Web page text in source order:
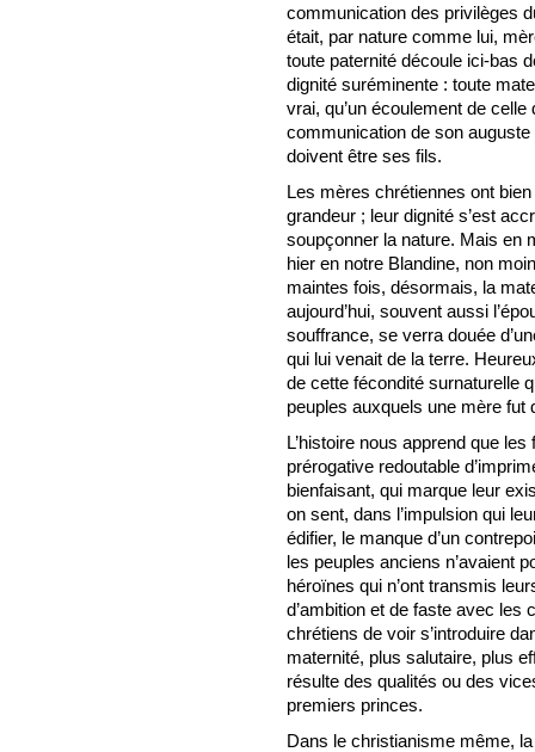
communication des privilèges
était, par nature comme lui,
toute paternité découle ici-bas
dignité suréminente : toute
vrai, qu’un écoulement de
communication de son
doivent être ses fils.
Les mères chrétiennes ont bien
grandeur ; leur dignité s’est
soupçonner la nature. Mais en
hier en notre Blandine, non
maintes fois, désormais, la
aujourd’hui, souvent aussi
souffrance, se verra douée
qui lui venait de la terre.
de cette fécondité surnaturelle
peuples auxquels une mère fut
L’histoire nous apprend que
prérogative redoutable
bienfaisant, qui marque leur
on sent, dans l’impulsion qui
édifier, le manque d’un
les peuples anciens n’avaient
héroïnes qui n’ont transmis
d’ambition et de faste avec les
chrétiens de voir s’introduire
maternité, plus salutaire, plus
résulte des qualités ou des
premiers princes.
Dans le christianisme même,